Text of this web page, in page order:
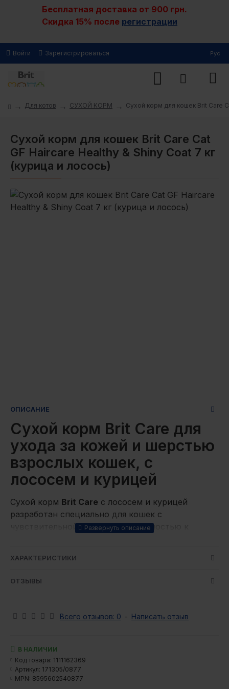
Бесплатная доставка от 900 грн.
Скидка 15% после регистрации
Войти Зарегистрироваться Рус
Для котов СУХОЙ КОРМ Сухой корм для кошек Brit Care
Сухой корм для кошек Brit Care Cat
GF Haircare Healthy & Shiny Coat 7 кг
(курица и лосось)
ОПИСАНИЕ
Сухой корм Brit Care для
ухода за кожей и шерстью
взрослых кошек, с
лососем и курицей
Сухой корм Brit Care с лососем и курицей
разработан специально для кошек с
чувствительной кожей или склонностью к
выводить комочки шерсти из пищеварительного
или проблемы с кожей могут свидетельствовать
веществ. Чтобы этого избежать, нужно
правильное питание с тщательно подобранным
составом.
ХАРАКТЕРИСТИКИ
ОТЗЫВЫ
Всего отзывов: 0 - Написать отзыв
В НАЛИЧИИ
Код товара: 1111162369
Артикул: 171305/0877
MPN: 8595602540877